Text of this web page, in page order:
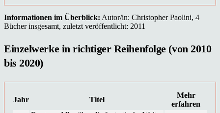
Informationen im Überblick: Autor/in: Christopher Paolini, 4
Bücher insgesamt, zuletzt veröffentlicht: 2011
Einzelwerke in richtiger Reihenfolge (von 2010
bis 2020)
Jahr Titel
Mehr
erfahren